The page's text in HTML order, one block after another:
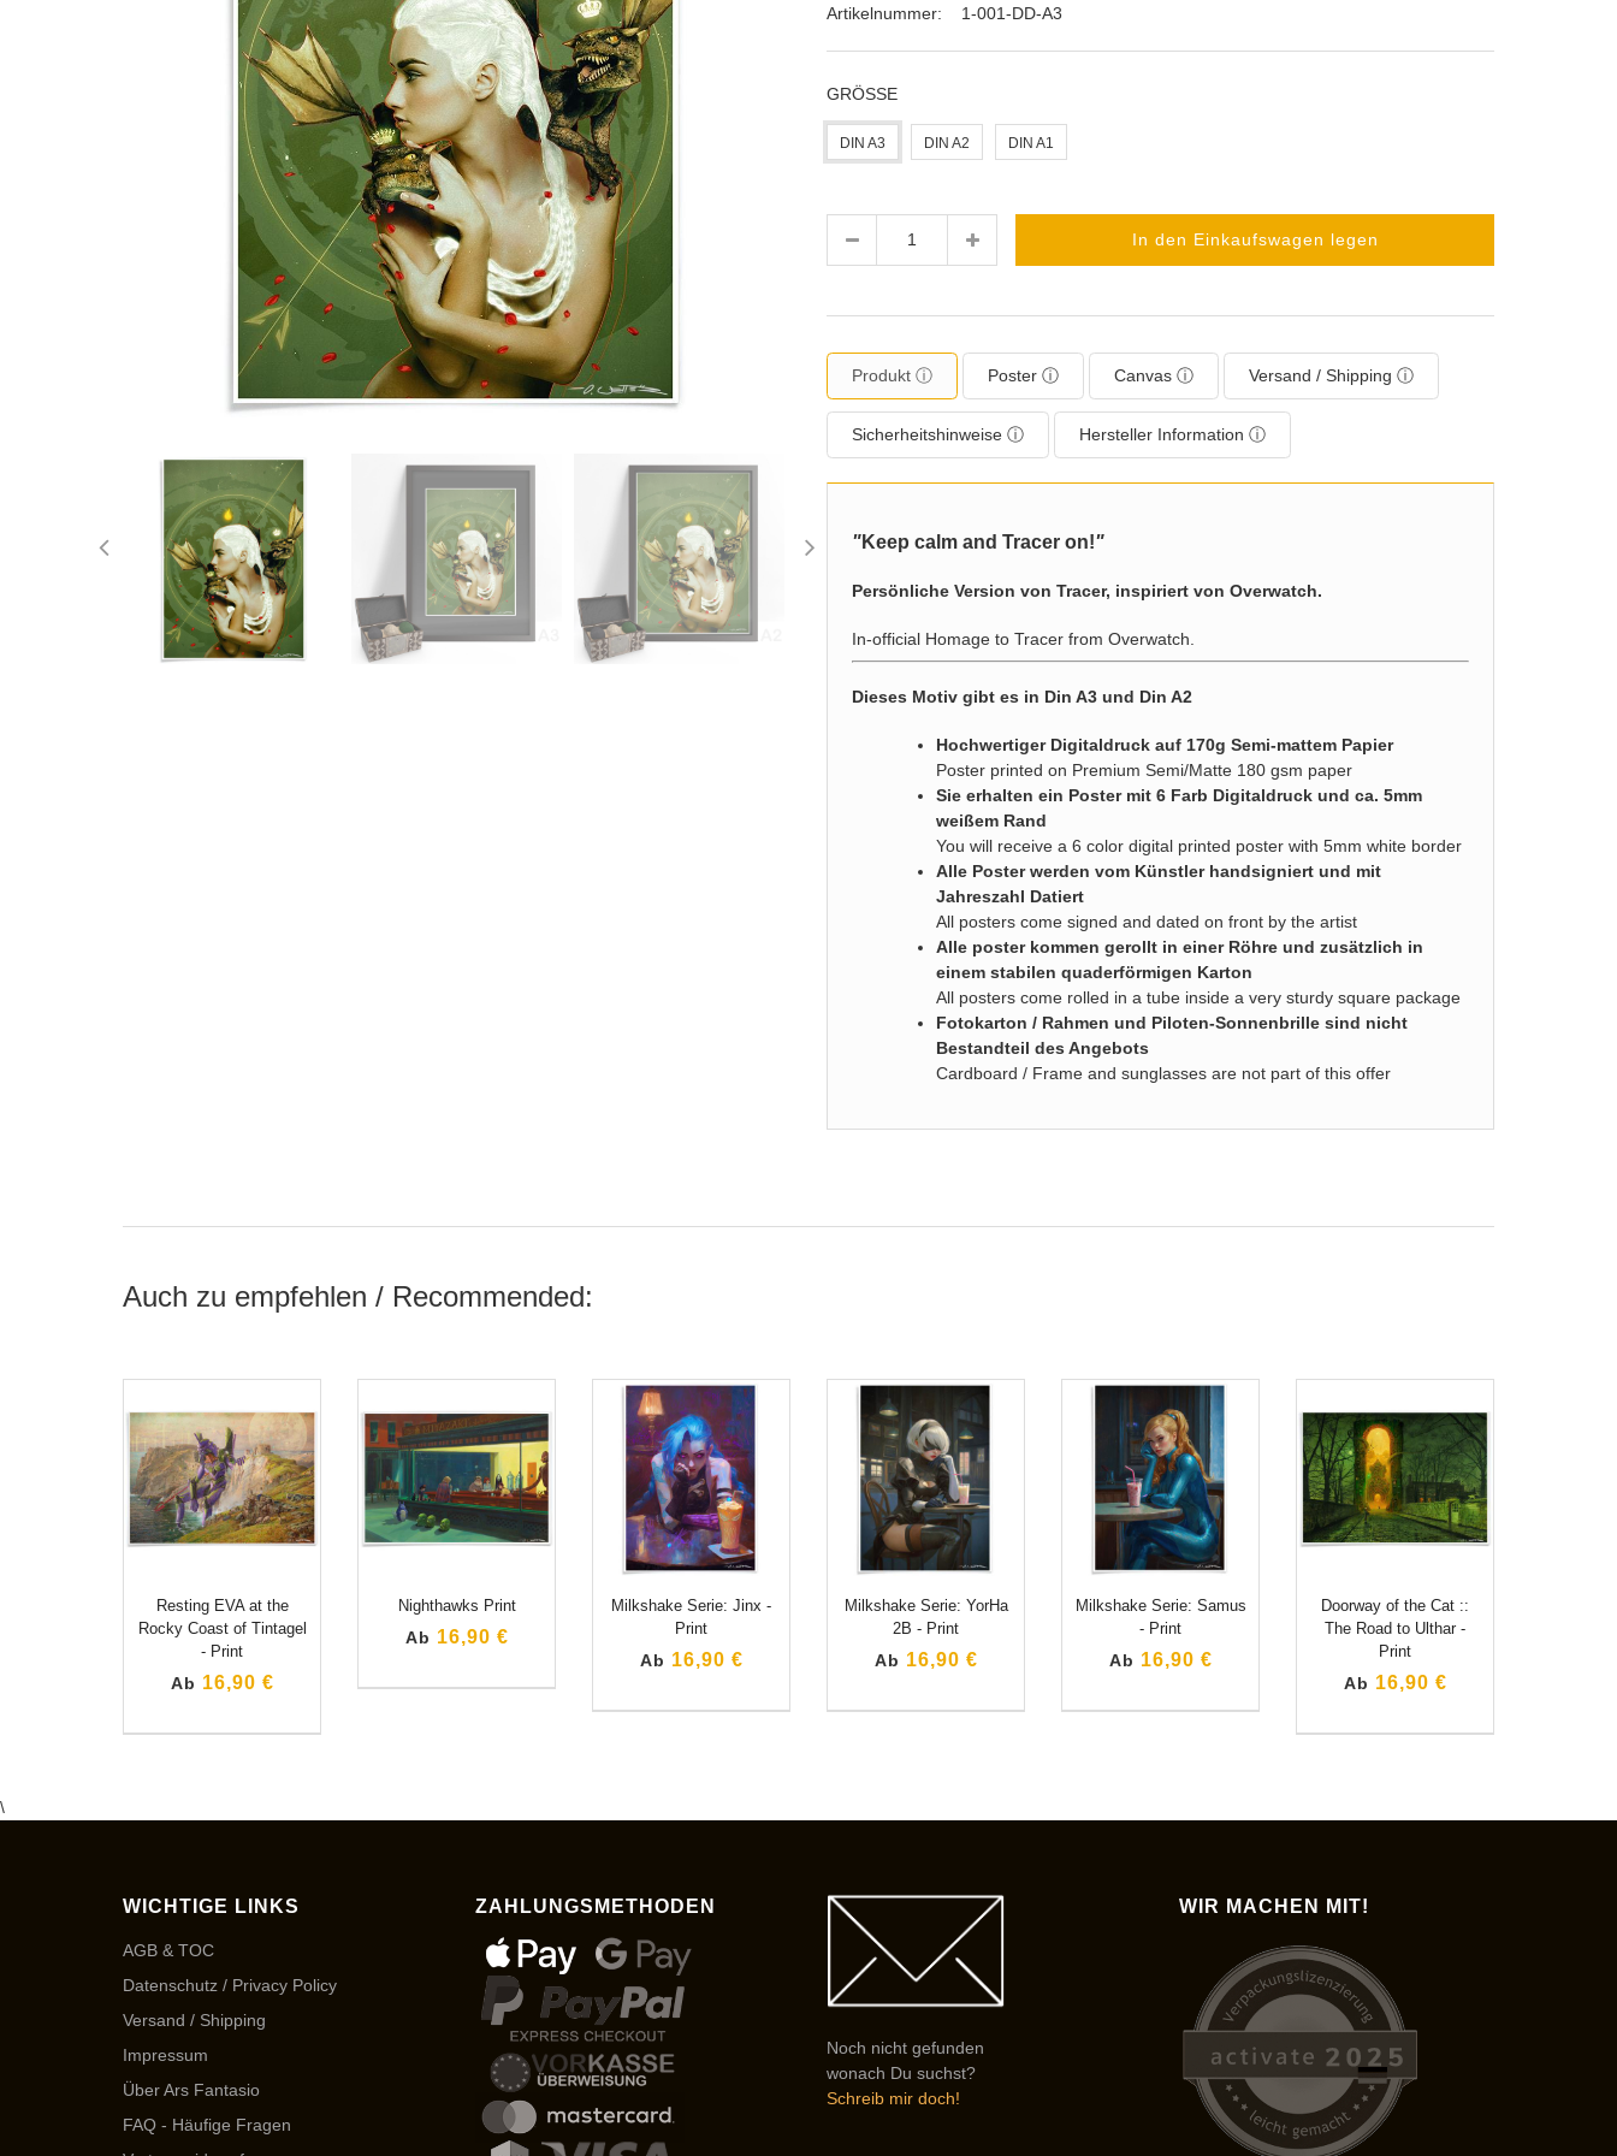
Artikelnummer:
1-001-DD-A3
GRÖSSE
DIN A3 DIN A2 DIN A1
In den Einkaufswagen legen
Produkt ⓘ Poster ⓘ Canvas ⓘ Versand / Shipping ⓘ
Sicherheitshinweise ⓘ Hersteller Information ⓘ
"Keep calm and Tracer on!"
Persönliche Version von Tracer, inspiriert von Overwatch.
In-official Homage to Tracer from Overwatch.
Dieses Motiv gibt es in Din A3 und Din A2
Hochwertiger Digitaldruck auf 170g Semi-mattem Papier
Poster printed on Premium Semi/Matte 180 gsm paper
Sie erhalten ein Poster mit 6 Farb Digitaldruck und ca. 5mm
weißem Rand
You will receive a 6 color digital printed poster with 5mm white border
Alle Poster werden vom Künstler handsigniert und mit
Jahreszahl Datiert
All posters come signed and dated on front by the artist
Alle poster kommen gerollt in einer Röhre und zusätzlich in
einem stabilen quaderförmigen Karton
All posters come rolled in a tube inside a very sturdy square package
Fotokarton / Rahmen und Piloten-Sonnenbrille sind nicht
Bestandteil des Angebots
Cardboard / Frame and sunglasses are not part of this offer
Auch zu empfehlen / Recommended:
Resting EVA at the
Rocky Coast of Tintagel
- Print
Ab 16,90 €
Nighthawks Print
Ab 16,90 €
Milkshake Serie: Jinx -
Print
Ab 16,90 €
Milkshake Serie: YorHa
2B - Print
Ab 16,90 €
Milkshake Serie: Samus
- Print
Ab 16,90 €
Doorway of the Cat ::
The Road to Ulthar -
Print
Ab 16,90 €
\
WICHTIGE LINKS
AGB & TOC
Datenschutz / Privacy Policy
Versand / Shipping
Impressum
Über Ars Fantasio
FAQ - Häufige Fragen
ZAHLUNGSMETHODEN
Noch nicht gefunden
wonach Du suchst?
Schreib mir doch!
WIR MACHEN MIT!